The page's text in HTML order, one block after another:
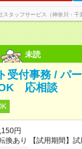
スタッフサービス（神奈川・千
未読
受付事務 / パ
応相談
円
正社員への雇用転換あり 【